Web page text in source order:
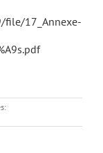
17_Annexe-